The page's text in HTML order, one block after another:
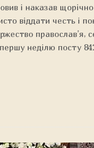
і наказав
віддати честь і
православ’я,
першу неділю посту